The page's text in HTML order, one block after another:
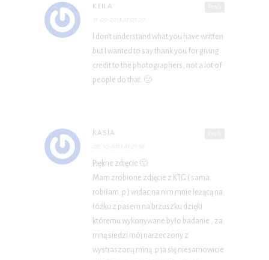
KEILA
I don’t understand what you have written
but I wanted to say thank you for giving
credit to the photographers, not a lot of
people do that. 🙂
KASIA
Piękne zdjęcie 🙂
Mam zrobione zdjęcie z KTG ( sama
robiłam :p ) widac na nim mnie leżącą na
łóżku z pasem na brzuszku dzięki
któremu wykonywane było badanie , za
mną siedzi mój narzeczony z
wystraszoną miną :p ja się niesamowicie